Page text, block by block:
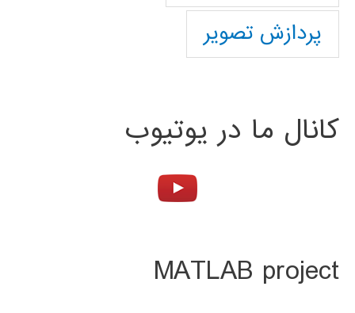
پردازش تصویر
کانال ما در یوتیوب
MATLAB project